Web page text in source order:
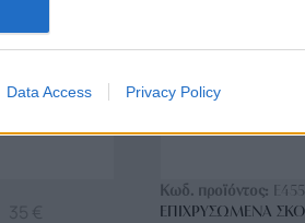
Data Access Privacy Policy
Κωδ. προϊόντος:
ΕΠΙΧΡΥΣΩΜΈΝΑ